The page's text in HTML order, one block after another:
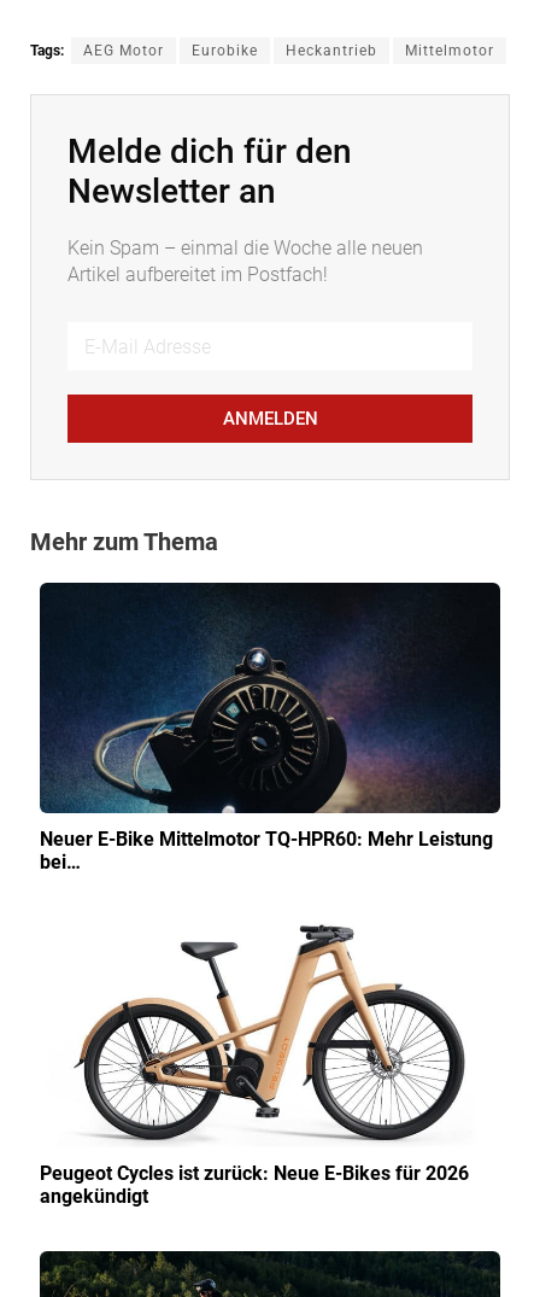
Tags: AEG Motor Eurobike Heckantrieb Mittelmotor
Melde dich für den
Newsletter an
Kein Spam – einmal die Woche alle neuen
Artikel aufbereitet im Postfach!
ANMELDEN
Mehr zum Thema
Neuer E-Bike Mittelmotor TQ-HPR60: Mehr Leistung
bei…
Peugeot Cycles ist zurück: Neue E-Bikes für 2026
angekündigt